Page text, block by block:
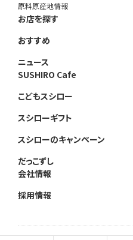
原料原産地情報
お店を探す
おすすめ
ニュース
SUSHIRO Cafe
こどもスシロー
スシローギフト
スシローのキャンペーン
だっこずし
会社情報
採用情報